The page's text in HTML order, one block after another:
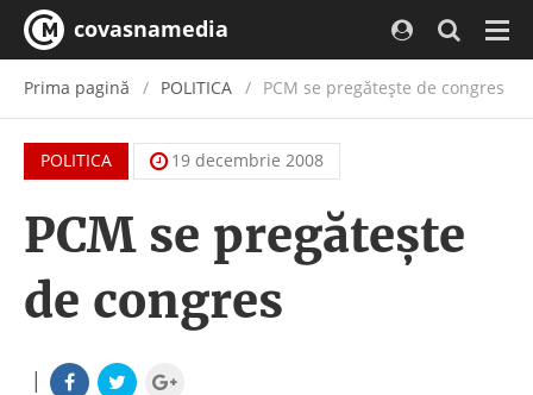
covasnamedia
Prima pagină POLITICA PCM se pregăteşte de congres
POLITICA 19 decembrie 2008
PCM se pregăteşte
de congres
|